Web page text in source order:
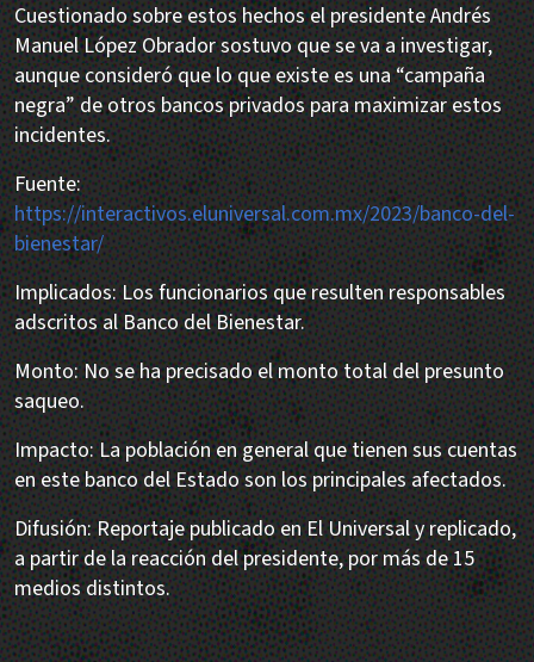
Cuestionado sobre estos hechos el presidente Andrés
Manuel López Obrador sostuvo que se va a investigar,
aunque consideró que lo que existe es una “campaña
negra” de otros bancos privados para maximizar estos
incidentes.
Fuente:
https://interactivos.eluniversal.com.mx/2023/banco-del-
bienestar/
Implicados: Los funcionarios que resulten responsables
adscritos al Banco del Bienestar.
Monto: No se ha precisado el monto total del presunto
saqueo.
Impacto: La población en general que tienen sus cuentas
en este banco del Estado son los principales afectados.
Difusión: Reportaje publicado en El Universal y replicado,
a partir de la reacción del presidente, por más de 15
medios distintos.